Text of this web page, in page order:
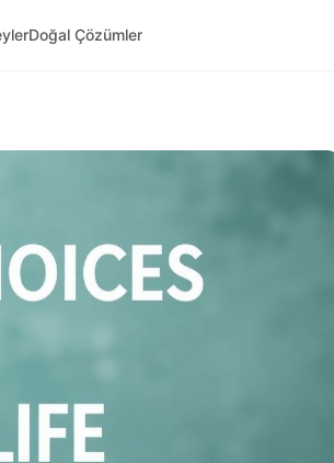
Doğal Çözümler